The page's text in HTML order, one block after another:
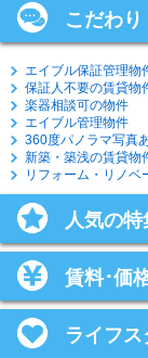
こだわり
エイブル保証管理物
保証人不要の賃貸物
楽器相談可の物件
エイブル管理物件
360度パノラマ写真
新築・築浅の賃貸物
リフォーム・リノベ
人気の特
賃料･価
ライフ